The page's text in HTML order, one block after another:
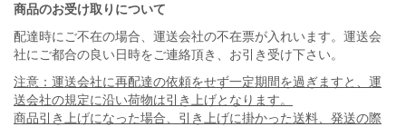
商品のお受け取りについて
配達時にご不在の場合、運送会社の不在票が入れいます。運送会
社にご都合の良い日時をご連絡頂き、お引き受け下さい。
注意：運送会社に再配達の依頼をせず一定期間を過ぎますと、運
送会社の規定に沿い荷物は引き上げとなります。
商品引き上げになった場合、引き上げに掛かった送料、発送の際